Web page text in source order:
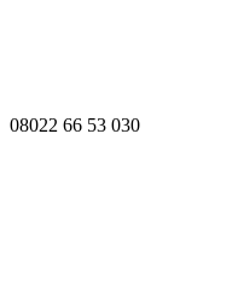
08022 66 53 030